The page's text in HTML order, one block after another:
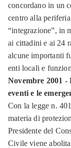
concordano in un
centro alla
“integrazione”, in
ai cittadini e ai 24
alcune importanti
enti locali e
Novembre 2001 -
eventi e le
Con la legge n.
materia di
Presidente del
Civile viene